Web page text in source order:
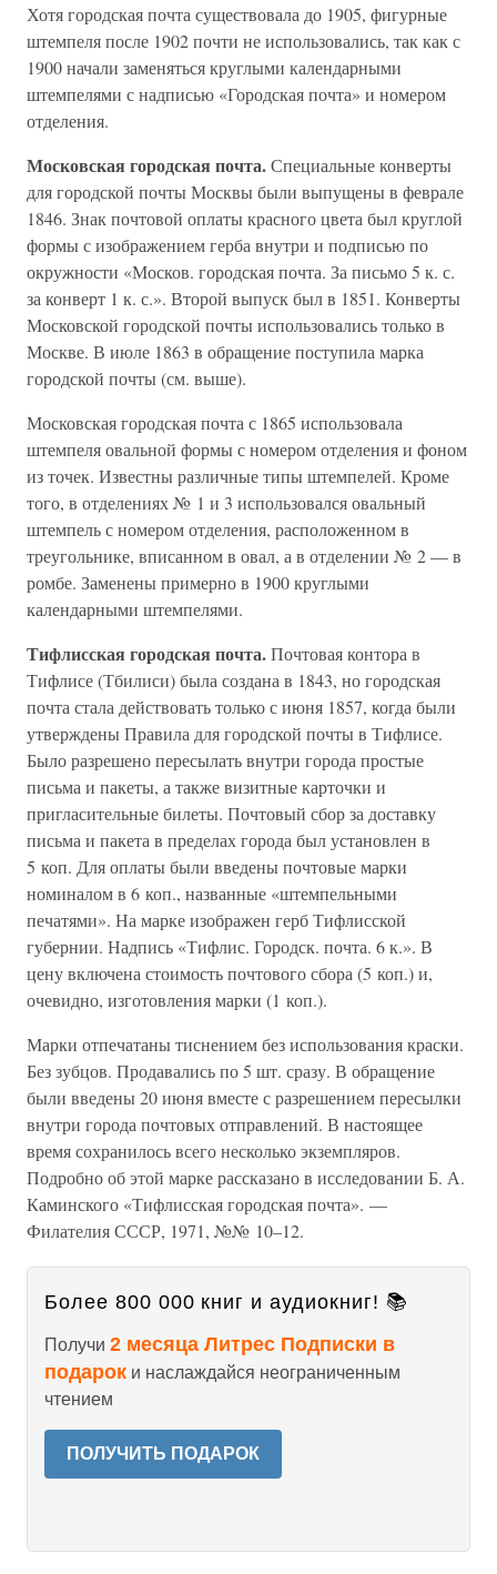
Хотя городская почта существовала до 1905, фигурные
штемпеля после 1902 почти не использовались, так как с
1900 начали заменяться круглыми календарными
штемпелями с надписью «Городская почта» и номером
отделения.
Московская городская почта.Специальные конверты
для городской почты Москвы были выпущены в феврале
1846. Знак почтовой оплаты красного цвета был круглой
формы с изображением герба внутри и подписью по
окружности «Москов. городская почта. За письмо 5 к. с.
за конверт 1 к. с.». Второй выпуск был в 1851. Конверты
Московской городской почты использовались только в
Москве. В июле 1863 в обращение поступила марка
городской почты (см. выше).
Московская городская почта с 1865 использовала
штемпеля овальной формы с номером отделения и фоном
из точек. Известны различные типы штемпелей. Кроме
того, в отделениях № 1 и 3 использовался овальный
штемпель с номером отделения, расположенном в
треугольнике, вписанном в овал, а в отделении № 2 — в
ромбе. Заменены примерно в 1900 круглыми
календарными штемпелями.
Тифлисская городская почта.Почтовая контора в
Тифлисе (Тбилиси) была создана в 1843, но городская
почта стала действовать только с июня 1857, когда были
утверждены Правила для городской почты в Тифлисе.
Было разрешено пересылать внутри города простые
письма и пакеты, а также визитные карточки и
пригласительные билеты. Почтовый сбор за доставку
письма и пакета в пределах города был установлен в
5 коп. Для оплаты были введены почтовые марки
номиналом в 6 коп., названные «штемпельными
печатями». На марке изображен герб Тифлисской
губернии. Надпись «Тифлис. Городск. почта. 6 к.». В
цену включена стоимость почтового сбора (5 коп.) и,
очевидно, изготовления марки (1 коп.).
Марки отпечатаны тиснением без использования краски.
Без зубцов. Продавались по 5 шт. сразу. В обращение
были введены 20 июня вместе с разрешением пересылки
внутри города почтовых отправлений. В настоящее
время сохранилось всего несколько экземпляров.
Подробно об этой марке рассказано в исследовании Б. А.
Каминского «Тифлисская городская почта». —
Филателия СССР, 1971, №№ 10–12.
Более 800 000 книг и аудиокниг! 📚
Получи 2 месяца Литрес Подписки в
подарок и наслаждайся неограниченным
чтением
ПОЛУЧИТЬ ПОДАРОК